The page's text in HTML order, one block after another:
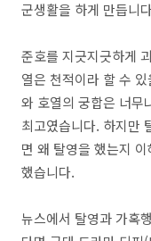
군생활을 하게 만듭니
준호를 지긋지긋하게
열은 천적이라 할 수
와 호열의 궁합은 너무
최고였습니다. 하지만
면 왜 탈영을 했는지
했습니다.
뉴스에서 탈영과 가혹